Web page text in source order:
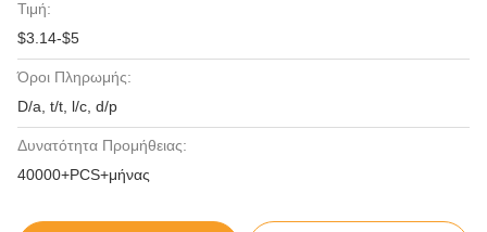
Τιμή:
$3.14-$5
Όροι Πληρωμής:
D/a, t/t, l/c, d/p
Δυνατότητα Προμήθειας:
40000+PCS+μήνας